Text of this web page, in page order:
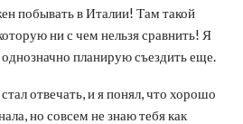
побывать в Италии! Там такой
ни с чем нельзя сравнить! Я
планирую съездить еще.
отвечать, и я понял, что хорошо
но совсем не знаю тебя как